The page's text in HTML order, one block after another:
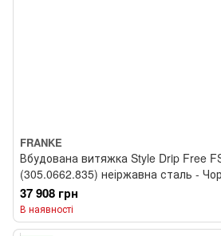
FRANKE
Вбудована витяжка Style Drip Free
(305.0662.835) неіржавна сталь -
37 908 грн
В наявності